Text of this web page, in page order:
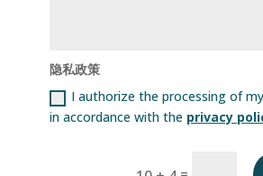
隐私政策
I authorize the processing of
in accordance with the privacy